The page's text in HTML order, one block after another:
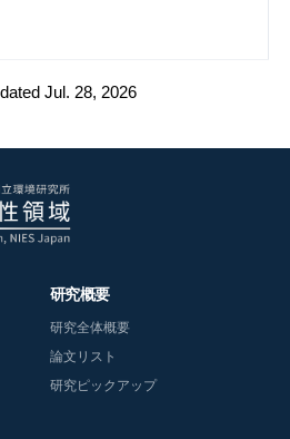
Jul. 28, 2026
研究概要
研究全体概要
論文リスト
研究ピックアップ